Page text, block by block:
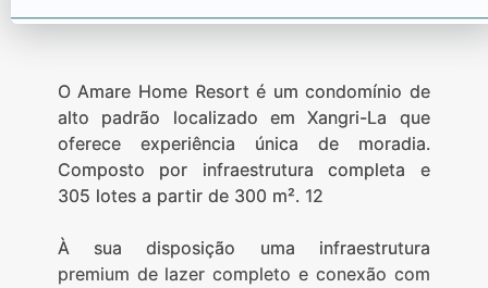
O Amare Home Resort é um condomínio de
alto padrão localizado em Xangri-La que
oferece experiência única de moradia.
Composto por infraestrutura completa e
305 lotes a partir de 300 m². 12
À sua disposição uma infraestrutura
premium de lazer completo e conexão com